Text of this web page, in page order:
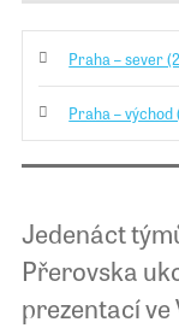
Praha – sever
Praha – východ
Jedenáct
Přerovska
prezentací ve